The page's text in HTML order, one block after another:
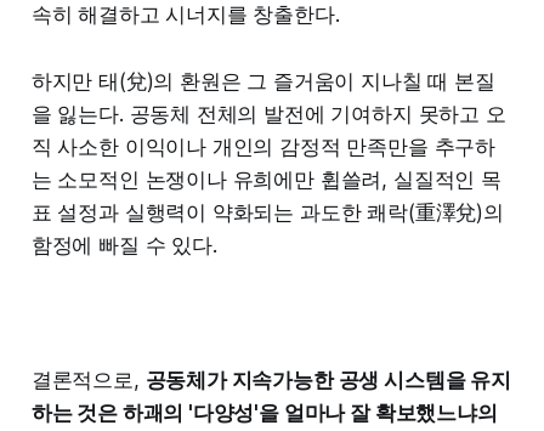
속히 해결하고 시너지를 창출한다.
하지만 태(兌)의 환원은 그 즐거움이 지나칠 때 본질
을 잃는다. 공동체 전체의 발전에 기여하지 못하고 오
직 사소한 이익이나 개인의 감정적 만족만을 추구하
는 소모적인 논쟁이나 유희에만 휩쓸려, 실질적인 목
표 설정과 실행력이 약화되는 과도한 쾌락(重澤兌)의
함정에 빠질 수 있다.
결론적으로, 공동체가 지속가능한 공생 시스템을 유지
하는 것은 하괘의 '다양성'을 얼마나 잘 확보했느냐의